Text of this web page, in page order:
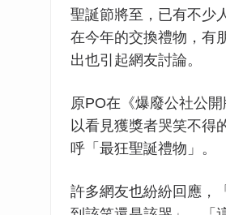
聖誕節將至，已有不少
在今年的交換禮物，有
出也引起網友討論。
原PO在《爆廢公社公
以看見獲獎者哭笑不得
呼「最狂聖誕禮物」。
許多網友也紛紛回應，